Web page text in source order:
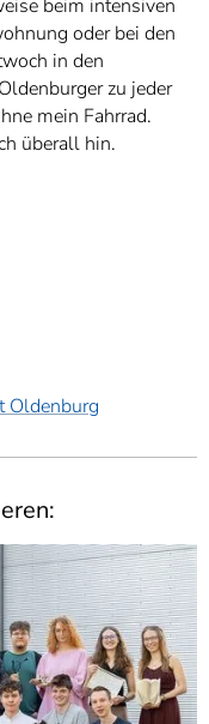
beim intensiven
oder bei den
in den
zu jeder
mein Fahrrad.
überall hin.
Oldenburg